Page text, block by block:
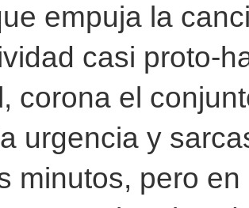
empuja la
casi proto-
corona el
urgencia y
minutos, pero